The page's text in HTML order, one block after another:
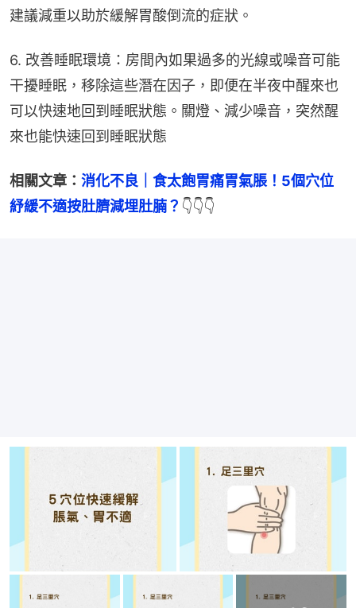
建議減重以助於緩解胃酸倒流的症狀。
6. 改善睡眠環境：房間內如果過多的光線或噪音可能
干擾睡眠，移除這些潛在因子，即便在半夜中醒來也
可以快速地回到睡眠狀態。關燈、減少噪音，突然醒
來也能快速回到睡眠狀態
相關文章： 消化不良｜食太飽胃痛胃氣脹！5個穴位
紓緩不適按肚臍減埋肚腩？ 👇👇👇